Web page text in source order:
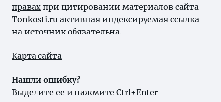
правах при цитировании материалов сайта
Tonkosti.ru активная индексируемая ссылка
на источник обязательна.
Карта сайта
Нашли ошибку?
Выделите ее и нажмите Ctrl+Enter